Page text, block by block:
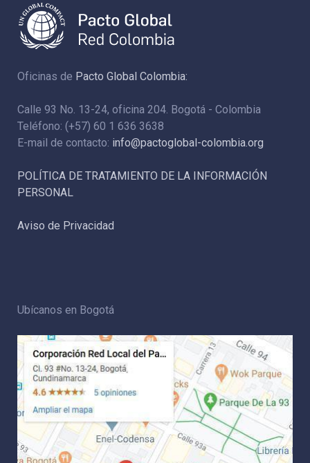
Oficinas de Pacto Global Colombia:
Calle 93 No. 13-24, oficina 204. Bogotá - Colombia
Teléfono: (+57) 60 1 636 3638
E-mail de contacto: info@pactoglobal-colombia.org
POLÍTICA DE TRATAMIENTO DE LA INFORMACIÓN
PERSONAL
Aviso de Privacidad
Ubícanos en Bogotá